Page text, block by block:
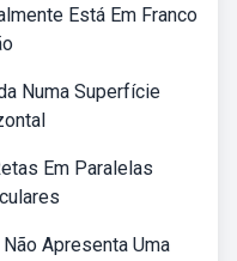
Está Em Franco
Numa Superfície
Em Paralelas
Apresenta Uma